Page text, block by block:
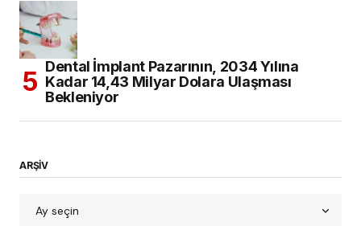
Yayın
İngiltere’de Hekimlik
Kahve Molası
Bilginizi Ölçün
Makale
YouTube
Klinik
(866)
Bilim ve Yenilik
(141)